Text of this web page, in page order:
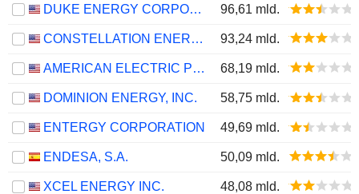
DUKE ENERGY CORPORATION 96,61 mld.
CONSTELLATION ENERGY CORPORATION 93,24 mld.
AMERICAN ELECTRIC POWER COMPANY, INC. 68,19 mld.
DOMINION ENERGY, INC. 58,75 mld.
ENTERGY CORPORATION 49,69 mld.
ENDESA, S.A. 50,09 mld.
XCEL ENERGY INC. 48,08 mld.